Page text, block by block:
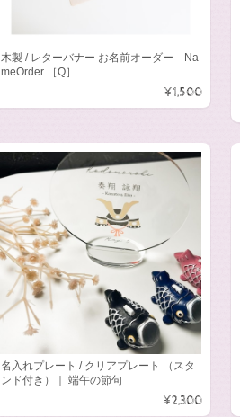
木製 / レターバナー お名前オーダー Na
meOrder ［Q］
¥1,500
名入れプレート / クリアプレート （スタ
ンド付き）｜ 端午の節句
¥2,300